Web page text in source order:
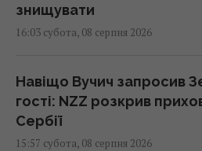
знищувати
16:03 субота, 08 серпня 2026
Навіщо Вучич запросив
гості: NZZ розкрив
Сербії
15:57 субота, 08 серпня 2026